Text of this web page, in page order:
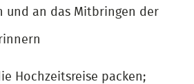
und an das Mitbringen der
Hochzeitsreise packen;